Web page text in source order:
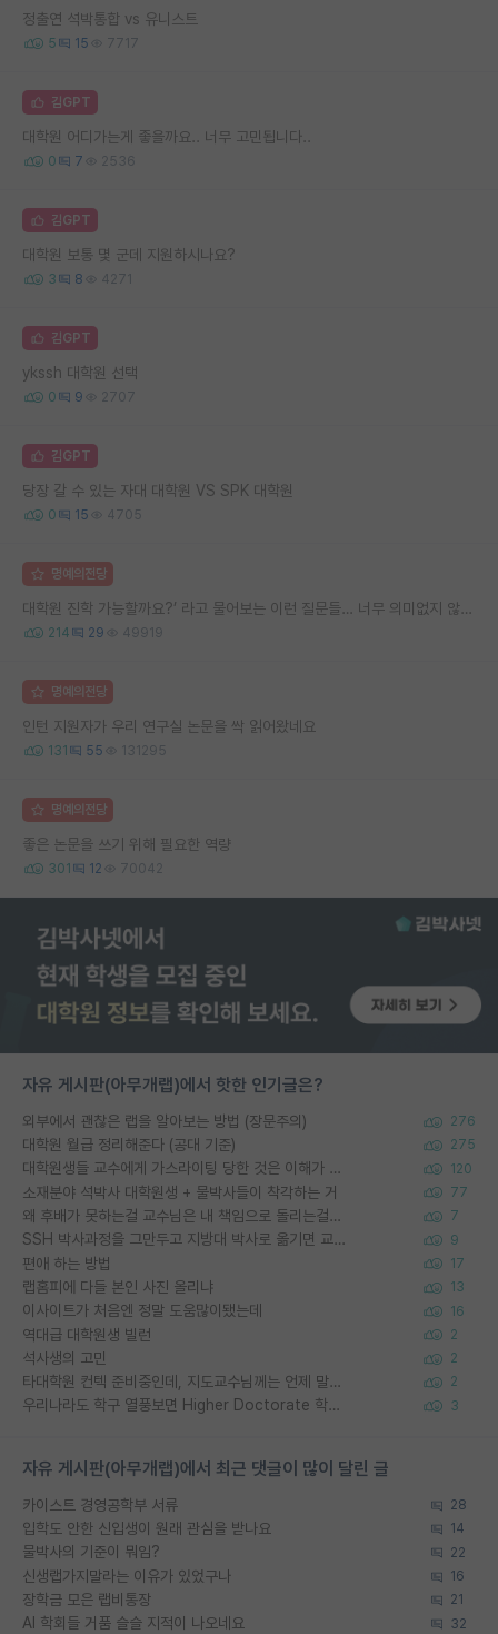
정출연 석박통합 vs 유니스트
5 15 7717
김GPT
대학원 어디가는게 좋을까요.. 너무 고민됩니다..
0 7 2536
김GPT
대학원 보통 몇 군데 지원하시나요?
3 8 4271
김GPT
ykssh 대학원 선택
0 9 2707
김GPT
당장 갈 수 있는 자대 대학원 VS SPK 대학원
0 15 4705
명예의전당
대학원 진학 가능할까요?’ 라고 물어보는 이런 질문들… 너무 의미없지 않나요?
214 29 49919
명예의전당
인턴 지원자가 우리 연구실 논문을 싹 읽어왔네요
131 55 131295
명예의전당
좋은 논문을 쓰기 위해 필요한 역량
301 12 70042
자유 게시판(아무개랩)에서 핫한 인기글은?
외부에서 괜찮은 랩을 알아보는 방법 (장문주의) 276
대학원 월급 정리해준다 (공대 기준) 275
대학원생들 교수에게 가스라이팅 당한 것은 이해가 갑니다. 안타깝네요. 120
소재분야 석박사 대학원생 + 물박사들이 착각하는 거 77
왜 후배가 못하는걸 교수님은 내 책임으로 돌리는걸까요? 7
SSH 박사과정을 그만두고 지방대 박사로 옮기면 교수의 꿈은 끝일까요? 9
편애 하는 방법 17
랩홈피에 다들 본인 사진 올리냐 13
이사이트가 처음엔 정말 도움많이됐는데 16
역대급 대학원생 빌런 2
석사생의 고민 2
타대학원 컨텍 준비중인데, 지도교수님께는 언제 말씀드려야 할까요? 2
우리나라도 학구 열풍보면 Higher Doctorate 학위가 필요하다고 봅니다. 3
자유 게시판(아무개랩)에서 최근 댓글이 많이 달린 글
카이스트 경영공학부 서류 28
입학도 안한 신입생이 원래 관심을 받나요 14
물박사의 기준이 뭐임? 22
신생랩가지말라는 이유가 있었구나 16
장학금 모은 랩비통장 21
AI 학회들 거품 슬슬 지적이 나오네요 32